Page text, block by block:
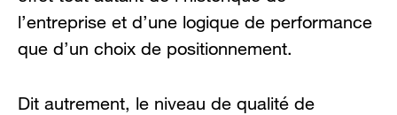
l’entreprise et d’une logique de performance
que d’un choix de positionnement.
Dit autrement, le niveau de qualité de